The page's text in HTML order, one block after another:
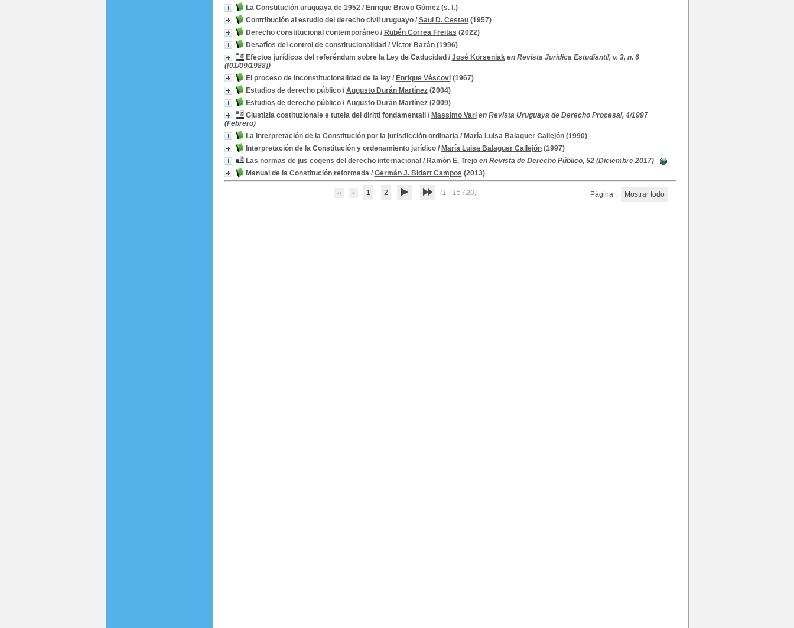
La Constitución uruguaya de 1952/ Enrique Bravo Gómez(s. f.)
Contribución al estudio del derecho civil uruguayo/ Saul D. Cestau(1957)
Derecho constitucional contemporáneo/ Rubén Correa Freitas (2022)
Desafíos del control de constitucionalidad / Víctor Bazán(1996)
Efectos jurídicos del referéndum sobre la Ley de Caducidad / José Korseniak en Revista Jurídica Estudiantil, v. 3, n. 6
([01/09/1988])
El proceso de inconstitucionalidad de la ley/ Enrique Véscovi(1967)
Estudios de derecho público/ Augusto Durán Martínez(2004)
Estudios de derecho público/ Augusto Durán Martínez(2009)
Giustizia costituzionale e tutela dei diritti fondamentali/ Massimo Vari en Revista Uruguaya de Derecho Procesal, 4/1997
(Febrero)
La interpretación de la Constitución por la jurisdicción ordinaria/ María Luisa Balaguer Callejón(1990)
Interpretación de la Constitución y ordenamiento jurídico/ María Luisa Balaguer Callejón(1997)
Las normas de jus cogens del derecho internacional / Ramón E. Trejo en Revista de Derecho Público, 52 (Diciembre 2017)
Manual de la Constitución reformada/ Germán J. Bidart Campos (2013)
1 2 (1 - 15 / 20) Página : Mostrar todo